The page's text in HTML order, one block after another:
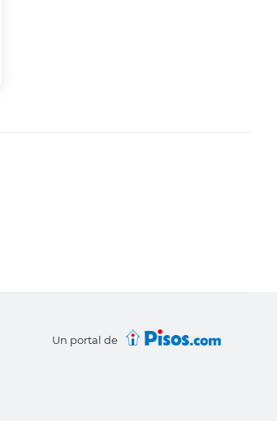
Un portal de